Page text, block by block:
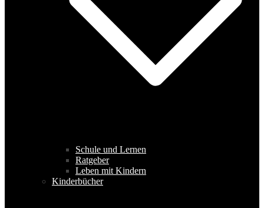
Schule und Lernen
Ratgeber
Leben mit Kindern
Kinderbücher